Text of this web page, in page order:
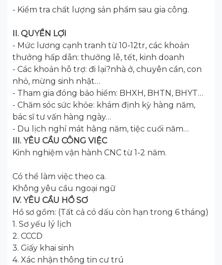
- Kiểm tra chất lượng sản phẩm sau gia công.
II. QUYỀN LỢI
- Mức lương cạnh tranh từ 10-12tr, các khoản
thưởng hấp dẫn: thưởng lễ, tết, kinh doanh
- Các khoản hỗ trợ: đi lại?nhà ở, chuyên cần, con
nhỏ, mừng sinh nhật…
- Tham gia đóng bảo hiểm: BHXH, BHTN, BHYT…
- Chăm sóc sức khỏe: khám định kỳ hàng năm,
bác sĩ tư vấn hàng ngày…
- Du lịch nghỉ mát hằng năm, tiệc cuối năm…
III. YÊU CẦU CÔNG VIỆC
Kinh nghiệm vận hành CNC từ 1-2 năm.
Có thể làm việc theo ca.
Không yêu cầu ngoại ngữ
IV. YÊU CẦU HỒ SƠ
Hồ sơ gồm: (Tất cả có dấu còn hạn trong 6 tháng)
1. Sơ yếu lý lịch
2. CCCD
3. Giấy khai sinh
4. Xác nhận thông tin cư trú